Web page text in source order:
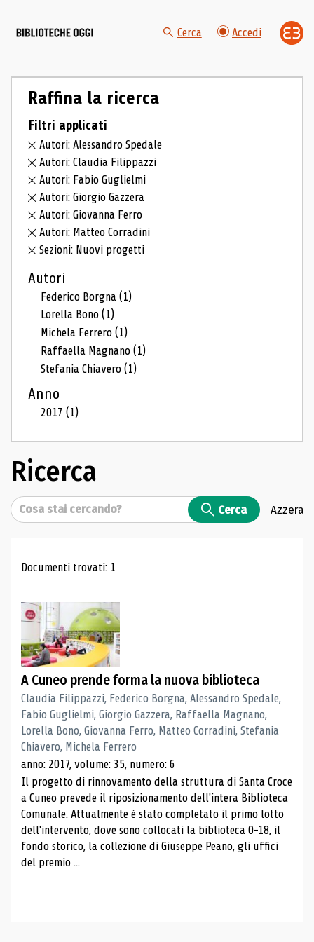
Cerca Accedi
Raffina la ricerca
Filtri applicati
Autori: Alessandro Spedale
Autori: Claudia Filippazzi
Autori: Fabio Guglielmi
Autori: Giorgio Gazzera
Autori: Giovanna Ferro
Autori: Matteo Corradini
Sezioni: Nuovi progetti
Autori
Federico Borgna(1)
Lorella Bono(1)
Michela Ferrero(1)
Raffaella Magnano(1)
Stefania Chiavero(1)
Anno
2017(1)
Ricerca
Cerca Cerca Azzera
Risultati di ricerca
Documenti trovati: 1
A Cuneo prende forma la nuova biblioteca
Claudia Filippazzi, Federico Borgna, Alessandro Spedale,
Fabio Guglielmi, Giorgio Gazzera, Raffaella Magnano,
Lorella Bono, Giovanna Ferro, Matteo Corradini, Stefania
Chiavero, Michela Ferrero
anno: 2017, volume: 35, numero: 6
Il progetto di rinnovamento della struttura di Santa Croce
a Cuneo prevede il riposizionamento dell'intera Biblioteca
Comunale. Attualmente è stato completato il primo lotto
dell'intervento, dove sono collocati la biblioteca 0-18, il
fondo storico, la collezione di Giuseppe Peano, gli uffici
del premio ...